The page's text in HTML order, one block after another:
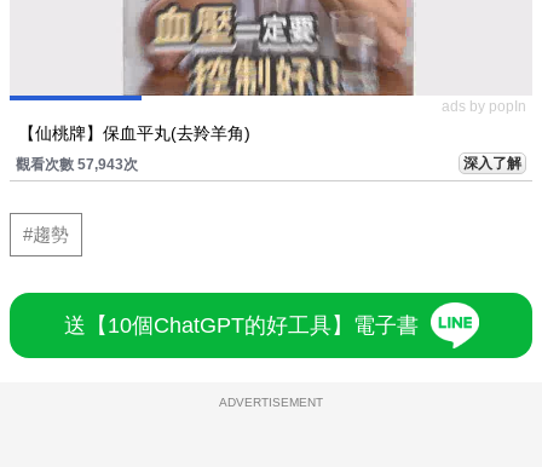
ads by popIn
【仙桃牌】保血平丸(去羚羊角)
觀看次數 57,943次 深入了解
#趨勢
送【10個ChatGPT的好工具】電子書
ADVERTISEMENT